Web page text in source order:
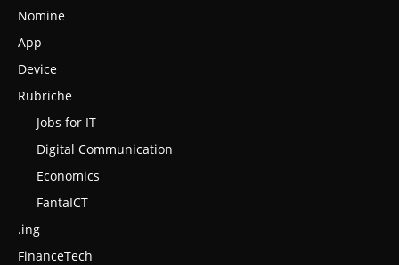
Nomine
App
Device
Rubriche
Jobs for IT
Digital Communication
Economics
FantaICT
.ing
FinanceTech